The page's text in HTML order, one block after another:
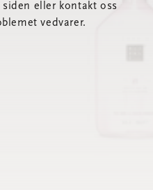
eller kontakt oss
vedvarer.